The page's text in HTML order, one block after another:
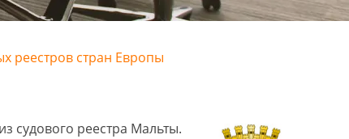
реестров стран Европы
судового реестра Мальты.